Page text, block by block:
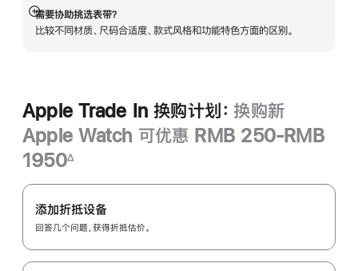
需要协助挑选表带？
比较不同材质、尺码合适度、款式风格和功能特色方面的区别。
展
开
Apple Trade In 换购计划： 换购新
Apple Watch 可优惠 RMB 250-RMB
1950
注
∆
Apple
Trade
换
购
添加折抵设备
回答几个问题，获得折抵估价。